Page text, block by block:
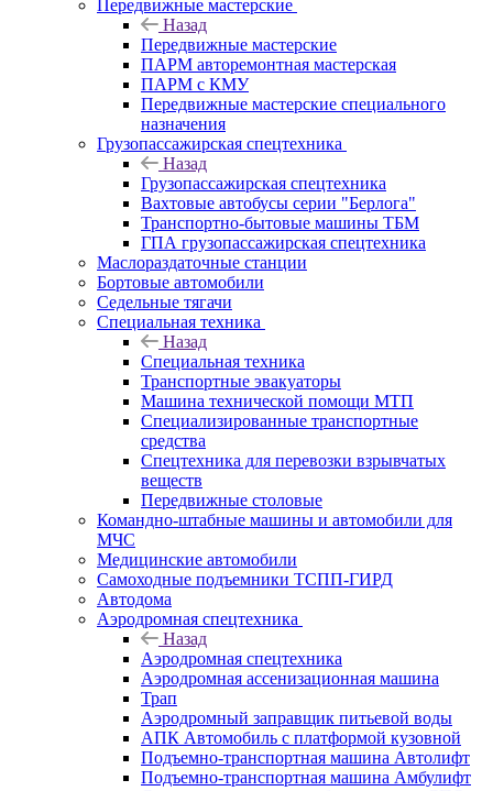
Передвижные мастерские
Назад
Передвижные мастерские
ПАРМ авторемонтная мастерская
ПАРМ с КМУ
Передвижные мастерские специального
назначения
Грузопассажирская спецтехника
Назад
Грузопассажирская спецтехника
Вахтовые автобусы серии "Берлога"
Транспортно-бытовые машины ТБМ
ГПА грузопассажирская спецтехника
Маслораздаточные станции
Бортовые автомобили
Седельные тягачи
Специальная техника
Назад
Специальная техника
Транспортные эвакуаторы
Машина технической помощи МТП
Специализированные транспортные
средства
Спецтехника для перевозки взрывчатых
веществ
Передвижные столовые
Командно-штабные машины и автомобили для
МЧС
Медицинские автомобили
Самоходные подъемники ТСПП-ГИРД
Автодома
Аэродромная спецтехника
Назад
Аэродромная спецтехника
Аэродромная ассенизационная машина
Трап
Аэродромный заправщик питьевой воды
АПК Автомобиль с платформой кузовной
Подъемно-транспортная машина Автолифт
Подъемно-транспортная машина Амбулифт